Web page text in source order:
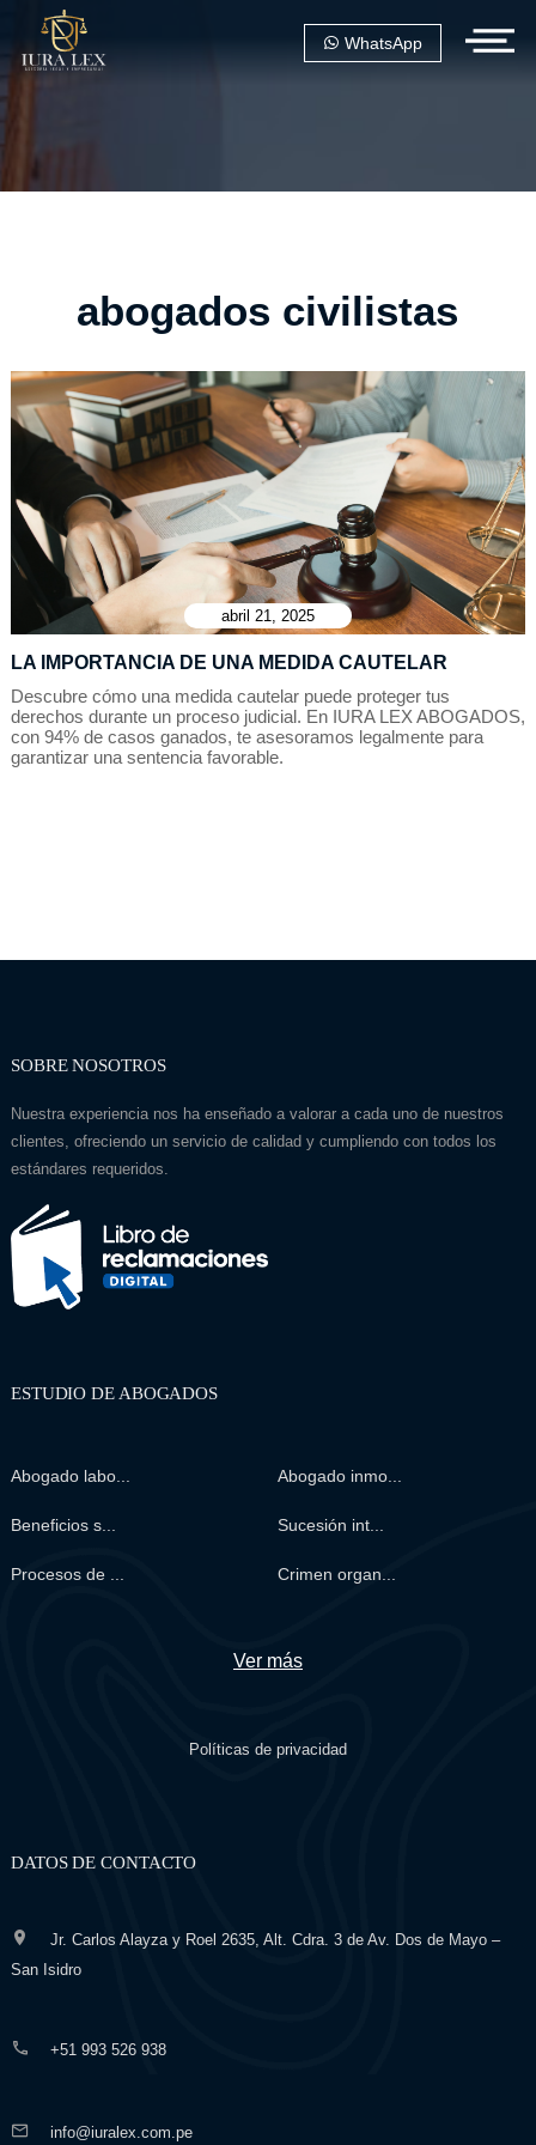
WhatsApp
abogados civilistas
abril 21, 2025
LA IMPORTANCIA DE UNA MEDIDA CAUTELAR
Descubre cómo una medida cautelar puede proteger tus
derechos durante un proceso judicial. En IURA LEX ABOGADOS,
con 94% de casos ganados, te asesoramos legalmente para
garantizar una sentencia favorable.
SOBRE NOSOTROS
Nuestra experiencia nos ha enseñado a valorar a cada uno de nuestros
clientes, ofreciendo un servicio de calidad y cumpliendo con todos los
estándares requeridos.
ESTUDIO DE ABOGADOS
Abogado labo... Abogado inmo...
Beneficios s... Sucesión int...
Procesos de ... Crimen organ...
Ver más
Políticas de privacidad
DATOS DE CONTACTO
Jr. Carlos Alayza y Roel 2635, Alt. Cdra. 3 de Av. Dos de Mayo –
San Isidro
+51 993 526 938
info@iuralex.com.pe